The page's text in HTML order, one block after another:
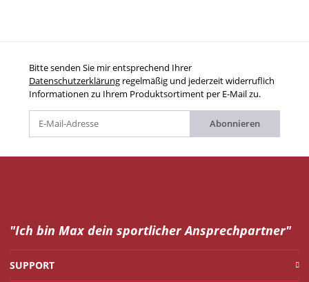
Bitte senden Sie mir entsprechend Ihrer
Datenschutzerklärung regelmäßig und jederzeit widerruflich
Informationen zu Ihrem Produktsortiment per E-Mail zu.
Abonnieren
"Ich bin Max dein sportlicher Ansprechpartner"
SUPPORT